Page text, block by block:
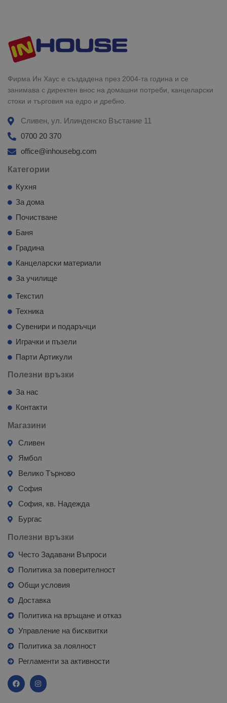
Фирма Ин Хаус е създадена през 2004-та година и се
занимава с директен внос на домашни потреби, канцеларски
стоки и търговия на едро и дребно.
Сливен, ул. Илинденско Въстание 11
0700 20 370
office@inhousebg.com
Категории
Кухня
За дома
Почистване
Баня
Градина
Канцеларски материали
За училище
Текстил
Техника
Сувенири и подаръчци
Играчки и пъзели
Парти Артикули
Полезни връзки
За нас
Контакти
Магазини
Сливен
Ямбол
Велико Търново
София
София, кв. Надежда
Бургас
Полезни връзки
Често Задавани Въпроси
Политика за поверителност
Общи условия
Доставка
Политика на връщане и отказ
Управление на бисквитки
Политика за лоялност
Регламенти за активности